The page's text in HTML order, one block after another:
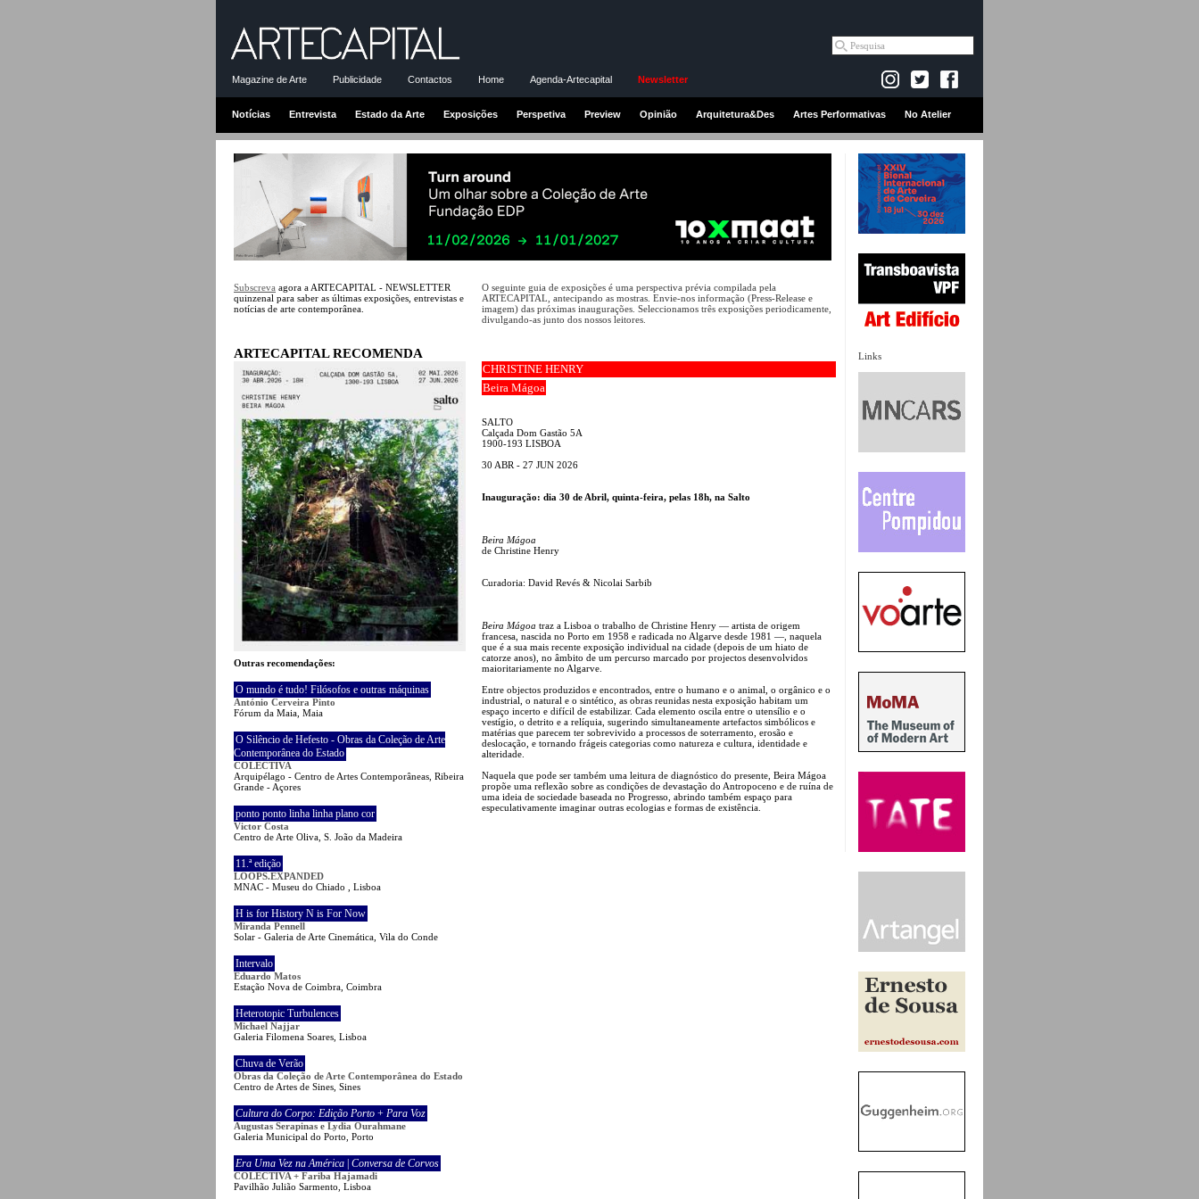
Magazine de Arte Publicidade Contactos Home Agenda-Artecapital Newsletter
Notícias Entrevista Estado da Arte Exposições Perspetiva Preview Opinião Arquitetura&Des Artes Performativas No Atelier
Links
Subscreva agora a ARTECAPITAL - NEWSLETTER
quinzenal para saber as últimas exposições, entrevistas e
notícias de arte contemporânea.
ARTECAPITAL RECOMENDA
Outras recomendações:
O mundo é tudo! Filósofos e outras máquinas
António Cerveira Pinto
Fórum da Maia, Maia
O Silêncio de Hefesto - Obras da Coleção de Arte
Contemporânea do Estado
COLECTIVA
Arquipélago - Centro de Artes Contemporâneas, Ribeira
Grande - Açores
ponto ponto linha linha plano cor
Victor Costa
Centro de Arte Oliva, S. João da Madeira
11.ª edição
LOOPS.EXPANDED
MNAC - Museu do Chiado , Lisboa
H is for History N is For Now
Miranda Pennell
Solar - Galeria de Arte Cinemática, Vila do Conde
Intervalo
Eduardo Matos
Estação Nova de Coimbra, Coimbra
Heterotopic Turbulences
Michael Najjar
Galeria Filomena Soares, Lisboa
Chuva de Verão
Obras da Coleção de Arte Contemporânea do Estado
Centro de Artes de Sines, Sines
Cultura do Corpo: Edição Porto + Para Voz
Augustas Serapinas e Lydia Ourahmane
Galeria Municipal do Porto, Porto
Era Uma Vez na América Conversa de Corvos
COLECTIVA + Fariba Hajamadi
Pavilhão Julião Sarmento, Lisboa
O seguinte guia de exposições é uma perspectiva prévia compilada pela
ARTECAPITAL, antecipando as mostras. Envie-nos informação (Press-Release e
imagem) das próximas inaugurações. Seleccionamos três exposições periodicamente,
divulgando-as junto dos nossos leitores.
CHRISTINE HENRY
Beira Mágoa
SALTO
Calçada Dom Gastão 5A
1900-193 LISBOA
30 ABR - 27 JUN 2026
Inauguração: dia 30 de Abril, quinta-feira, pelas 18h, na Salto
Beira Mágoa
de Christine Henry
Curadoria: David Revés & Nicolai Sarbib
Beira Mágoa traz a Lisboa o trabalho de Christine Henry — artista de origem
francesa, nascida no Porto em 1958 e radicada no Algarve desde 1981 —, naquela
que é a sua mais recente exposição individual na cidade (depois de um hiato de
catorze anos), no âmbito de um percurso marcado por projectos desenvolvidos
maioritariamente no Algarve.
Entre objectos produzidos e encontrados, entre o humano e o animal, o orgânico e o
industrial, o natural e o sintético, as obras reunidas nesta exposição habitam um
espaço incerto e difícil de estabilizar. Cada elemento oscila entre o utensílio e o
vestígio, o detrito e a relíquia, sugerindo simultaneamente artefactos simbólicos e
matérias que parecem ter sobrevivido a processos de soterramento, erosão e
deslocação, e tornando frágeis categorias como natureza e cultura, identidade e
alteridade.
Naquela que pode ser também uma leitura de diagnóstico do presente, Beira Mágoa
propõe uma reflexão sobre as condições de devastação do Antropoceno e de ruína de
uma ideia de sociedade baseada no Progresso, abrindo também espaço para
especulativamente imaginar outras ecologias e formas de existência.